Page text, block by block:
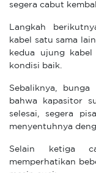
segera cabut
Langkah
kabel satu sama
kedua ujung
kondisi baik.
Sebaliknya,
bahwa kapasitor
selesai, segera
menyentuhnya
Selain ketiga
memperhatikan